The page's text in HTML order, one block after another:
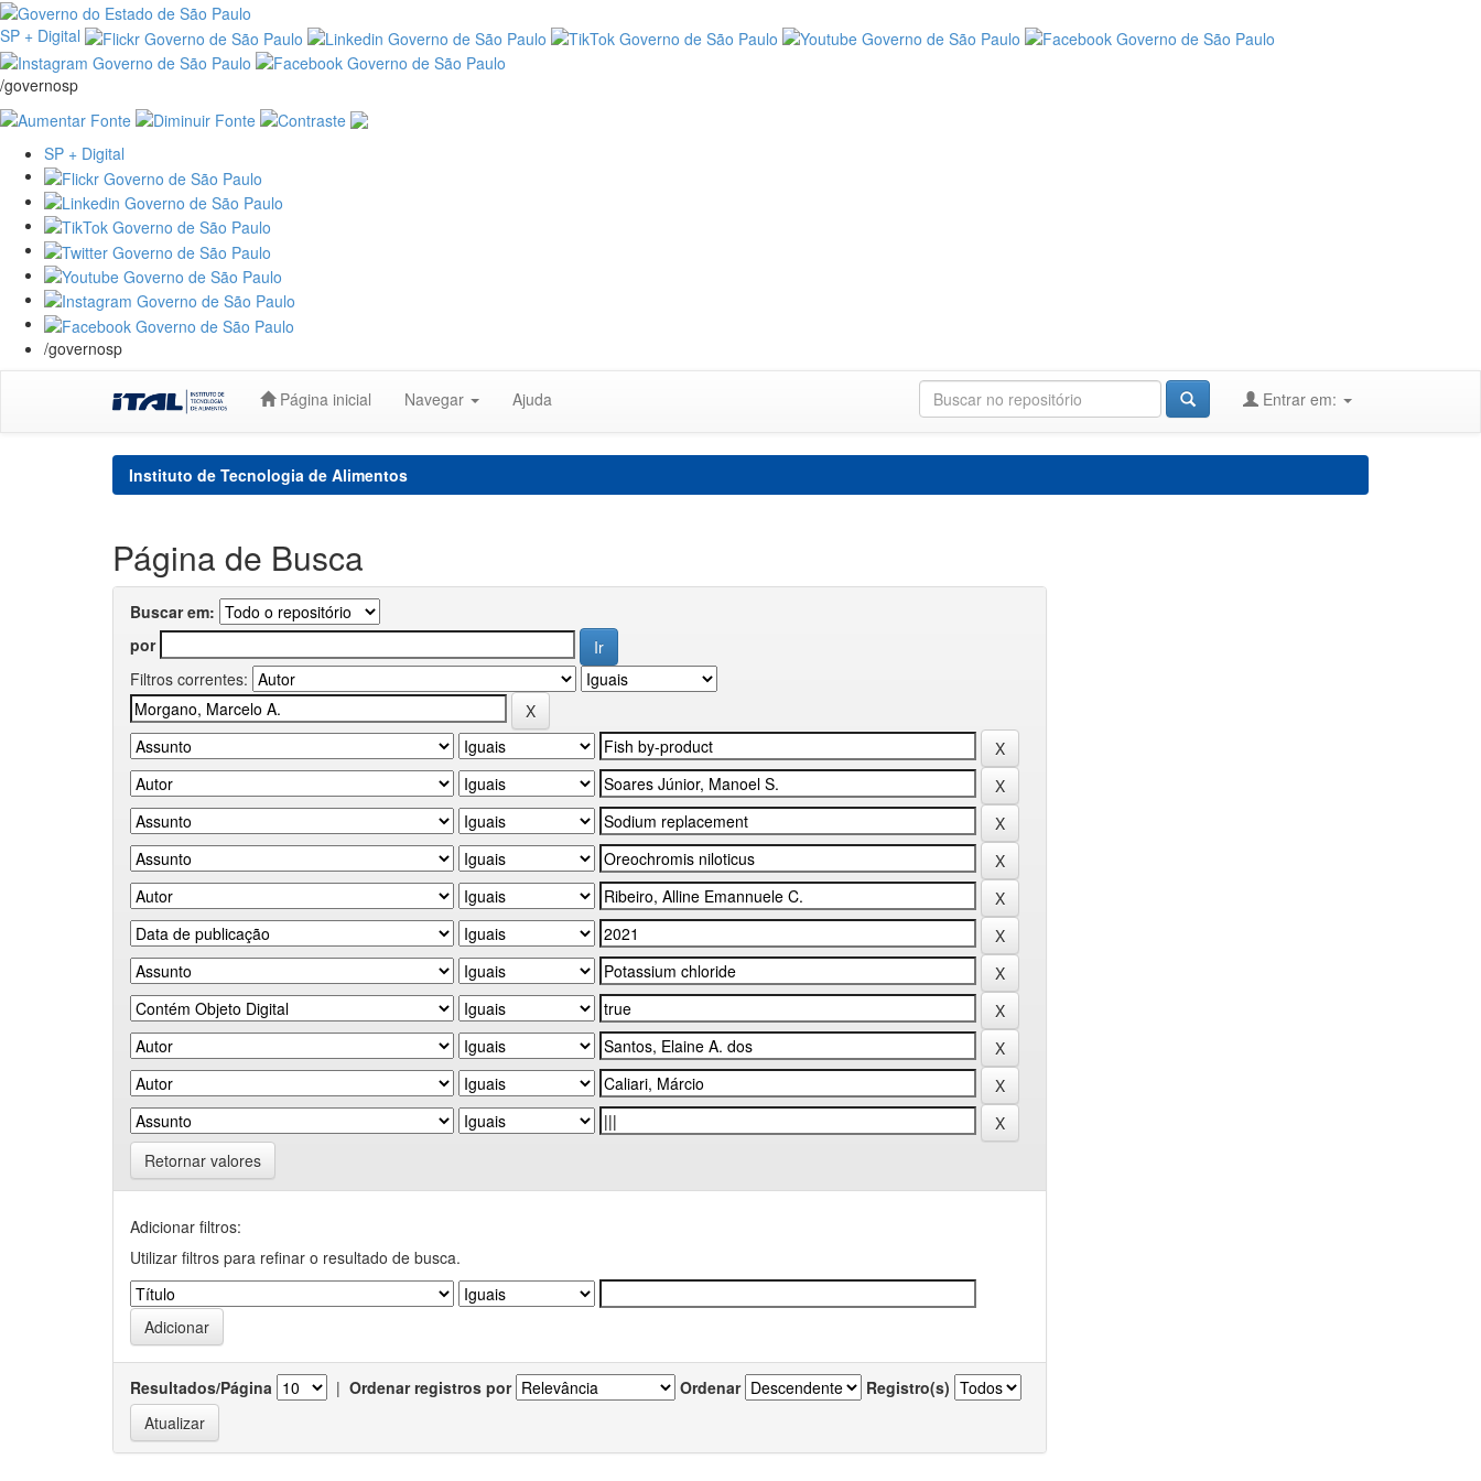
SP + Digital
/governosp
SP + Digital
/governosp
Página inicial Navegar Ajuda Entrar em:
Instituto de Tecnologia de Alimentos
Página de Busca
Buscar em:
por
Filtros correntes:
Retornar valores
Adicionar filtros:
Utilizar filtros para refinar o resultado de busca.
Resultados/Página | Ordenar registros por Ordenar Registro(s)